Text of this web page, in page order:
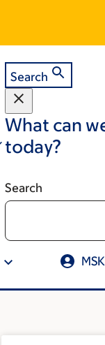
Search
What can
today?
Search